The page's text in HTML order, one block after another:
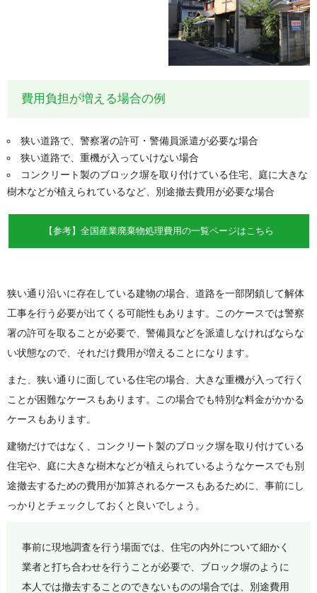
費用負担が増える場合の例
狭い道路で、警察署の許可・警備員派遣が必要な場合
狭い道路で、重機が入っていけない場合
コンクリート製のブロック塀を取り付けている住宅、庭に大きな
樹木などが植えられているなど、別途撤去費用が必要な場合
【参考】全国産業廃棄物処理費用の一覧ページはこちら
狭い通り沿いに存在している建物の場合、道路を一部閉鎖して解体
工事を行う必要が出てくる可能性もあります。このケースでは警察
署の許可を取ることが必要で、警備員などを派遣しなければならな
い状態なので、それだけ費用が増えることになります。
また、狭い通りに面している住宅の場合、大きな重機が入って行く
ことが困難なケースもあります。この場合でも特別な料金がかかる
ケースもあります。
建物だけではなく、コンクリート製のブロック塀を取り付けている
住宅や、庭に大きな樹木などが植えられているようなケースでも別
途撤去するための費用が加算されるケースもあるために、事前にし
っかりとチェックしておくと良いでしょう。
事前に現地調査を行う場面では、住宅の内外について細かく
業者と打ち合わせを行うことが必要で、ブロック塀のように
本人では撤去することのできないものの場合では、別途費用